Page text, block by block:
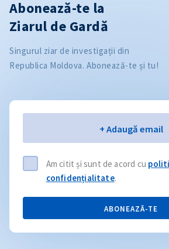
Abonează-te la
Ziarul de Gardă
Singurul ziar de investigații din
Republica Moldova. Abonează-te și tu!
+ Adaugă email
Am citit și sunt de acord cu
confidențialitate.
ABONEAZĂ-TE